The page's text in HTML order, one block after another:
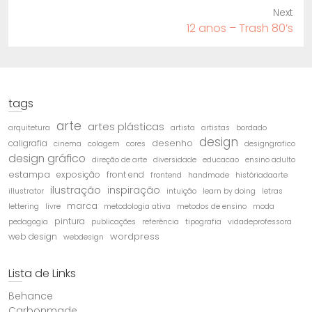
Next
12 anos – Trash 80’s
tags
arquitetura arte artes plásticas artista artistas bordado
caligrafia cinema colagem cores desenho design designgrafico
design gráfico direção de arte diversidade educacao ensino adulto
estampa exposição front end frontend handmade
históriadaarte
illustrator
ilustração inspiração intuição learn by doing
letras
lettering
livre marca metodologia ativa metodos de ensino
moda
pedagogia
pintura publicações referência tipografia vidadeprofessora
web design webdesign wordpress
Lista de Links
Behance